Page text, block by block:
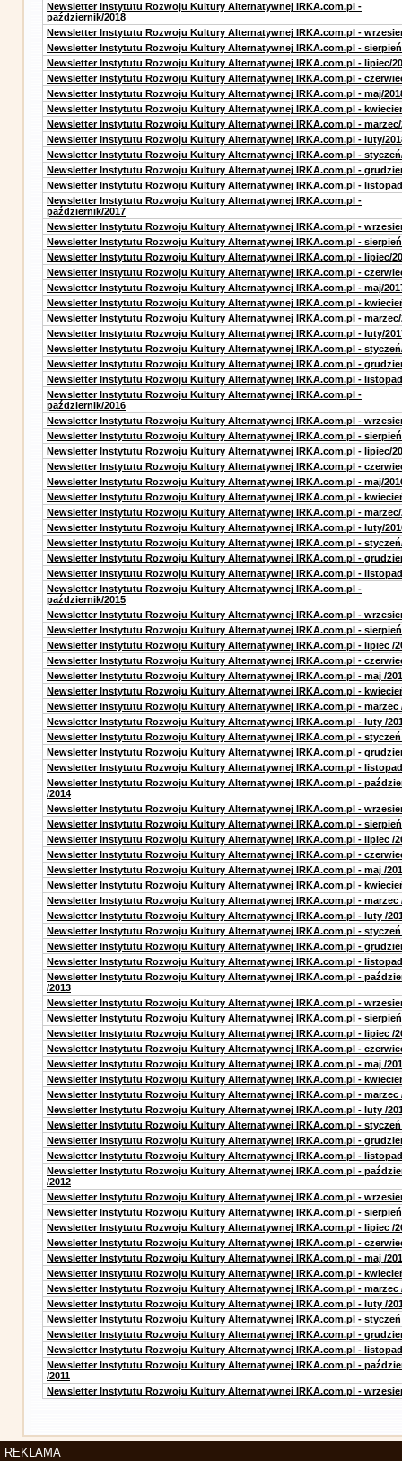
Newsletter Instytutu Rozwoju Kultury Alternatywnej IRKA.com.pl -
październik/2018
Newsletter Instytutu Rozwoju Kultury Alternatywnej IRKA.com.pl -
Newsletter Instytutu Rozwoju Kultury Alternatywnej IRKA.com.pl -
Newsletter Instytutu Rozwoju Kultury Alternatywnej IRKA.com.pl - lipiec/
Newsletter Instytutu Rozwoju Kultury Alternatywnej IRKA.com.pl -
Newsletter Instytutu Rozwoju Kultury Alternatywnej IRKA.com.pl - maj/
Newsletter Instytutu Rozwoju Kultury Alternatywnej IRKA.com.pl -
Newsletter Instytutu Rozwoju Kultury Alternatywnej IRKA.com.pl - marzec/
Newsletter Instytutu Rozwoju Kultury Alternatywnej IRKA.com.pl - luty/
Newsletter Instytutu Rozwoju Kultury Alternatywnej IRKA.com.pl -
Newsletter Instytutu Rozwoju Kultury Alternatywnej IRKA.com.pl -
Newsletter Instytutu Rozwoju Kultury Alternatywnej IRKA.com.pl -
Newsletter Instytutu Rozwoju Kultury Alternatywnej IRKA.com.pl -
październik/2017
Newsletter Instytutu Rozwoju Kultury Alternatywnej IRKA.com.pl -
Newsletter Instytutu Rozwoju Kultury Alternatywnej IRKA.com.pl -
Newsletter Instytutu Rozwoju Kultury Alternatywnej IRKA.com.pl - lipiec/
Newsletter Instytutu Rozwoju Kultury Alternatywnej IRKA.com.pl -
Newsletter Instytutu Rozwoju Kultury Alternatywnej IRKA.com.pl - maj/
Newsletter Instytutu Rozwoju Kultury Alternatywnej IRKA.com.pl -
Newsletter Instytutu Rozwoju Kultury Alternatywnej IRKA.com.pl - marzec/
Newsletter Instytutu Rozwoju Kultury Alternatywnej IRKA.com.pl - luty/
Newsletter Instytutu Rozwoju Kultury Alternatywnej IRKA.com.pl -
Newsletter Instytutu Rozwoju Kultury Alternatywnej IRKA.com.pl -
Newsletter Instytutu Rozwoju Kultury Alternatywnej IRKA.com.pl -
Newsletter Instytutu Rozwoju Kultury Alternatywnej IRKA.com.pl -
październik/2016
Newsletter Instytutu Rozwoju Kultury Alternatywnej IRKA.com.pl -
Newsletter Instytutu Rozwoju Kultury Alternatywnej IRKA.com.pl -
Newsletter Instytutu Rozwoju Kultury Alternatywnej IRKA.com.pl - lipiec/
Newsletter Instytutu Rozwoju Kultury Alternatywnej IRKA.com.pl -
Newsletter Instytutu Rozwoju Kultury Alternatywnej IRKA.com.pl - maj/
Newsletter Instytutu Rozwoju Kultury Alternatywnej IRKA.com.pl -
Newsletter Instytutu Rozwoju Kultury Alternatywnej IRKA.com.pl - marzec/
Newsletter Instytutu Rozwoju Kultury Alternatywnej IRKA.com.pl - luty/
Newsletter Instytutu Rozwoju Kultury Alternatywnej IRKA.com.pl -
Newsletter Instytutu Rozwoju Kultury Alternatywnej IRKA.com.pl -
Newsletter Instytutu Rozwoju Kultury Alternatywnej IRKA.com.pl -
Newsletter Instytutu Rozwoju Kultury Alternatywnej IRKA.com.pl -
październik/2015
Newsletter Instytutu Rozwoju Kultury Alternatywnej IRKA.com.pl -
Newsletter Instytutu Rozwoju Kultury Alternatywnej IRKA.com.pl -
Newsletter Instytutu Rozwoju Kultury Alternatywnej IRKA.com.pl - lipiec /
Newsletter Instytutu Rozwoju Kultury Alternatywnej IRKA.com.pl -
Newsletter Instytutu Rozwoju Kultury Alternatywnej IRKA.com.pl - maj /
Newsletter Instytutu Rozwoju Kultury Alternatywnej IRKA.com.pl -
Newsletter Instytutu Rozwoju Kultury Alternatywnej IRKA.com.pl - marzec
Newsletter Instytutu Rozwoju Kultury Alternatywnej IRKA.com.pl - luty /
Newsletter Instytutu Rozwoju Kultury Alternatywnej IRKA.com.pl - styczeń
Newsletter Instytutu Rozwoju Kultury Alternatywnej IRKA.com.pl -
Newsletter Instytutu Rozwoju Kultury Alternatywnej IRKA.com.pl - listopad
Newsletter Instytutu Rozwoju Kultury Alternatywnej IRKA.com.pl -
/2014
Newsletter Instytutu Rozwoju Kultury Alternatywnej IRKA.com.pl -
Newsletter Instytutu Rozwoju Kultury Alternatywnej IRKA.com.pl - sierpień
Newsletter Instytutu Rozwoju Kultury Alternatywnej IRKA.com.pl - lipiec /
Newsletter Instytutu Rozwoju Kultury Alternatywnej IRKA.com.pl -
Newsletter Instytutu Rozwoju Kultury Alternatywnej IRKA.com.pl - maj /
Newsletter Instytutu Rozwoju Kultury Alternatywnej IRKA.com.pl -
Newsletter Instytutu Rozwoju Kultury Alternatywnej IRKA.com.pl - marzec
Newsletter Instytutu Rozwoju Kultury Alternatywnej IRKA.com.pl - luty /
Newsletter Instytutu Rozwoju Kultury Alternatywnej IRKA.com.pl - styczeń
Newsletter Instytutu Rozwoju Kultury Alternatywnej IRKA.com.pl -
Newsletter Instytutu Rozwoju Kultury Alternatywnej IRKA.com.pl - listopad
Newsletter Instytutu Rozwoju Kultury Alternatywnej IRKA.com.pl -
/2013
Newsletter Instytutu Rozwoju Kultury Alternatywnej IRKA.com.pl -
Newsletter Instytutu Rozwoju Kultury Alternatywnej IRKA.com.pl - sierpień
Newsletter Instytutu Rozwoju Kultury Alternatywnej IRKA.com.pl - lipiec /
Newsletter Instytutu Rozwoju Kultury Alternatywnej IRKA.com.pl -
Newsletter Instytutu Rozwoju Kultury Alternatywnej IRKA.com.pl - maj /
Newsletter Instytutu Rozwoju Kultury Alternatywnej IRKA.com.pl -
Newsletter Instytutu Rozwoju Kultury Alternatywnej IRKA.com.pl - marzec
Newsletter Instytutu Rozwoju Kultury Alternatywnej IRKA.com.pl - luty /
Newsletter Instytutu Rozwoju Kultury Alternatywnej IRKA.com.pl - styczeń
Newsletter Instytutu Rozwoju Kultury Alternatywnej IRKA.com.pl -
Newsletter Instytutu Rozwoju Kultury Alternatywnej IRKA.com.pl - listopad
Newsletter Instytutu Rozwoju Kultury Alternatywnej IRKA.com.pl -
/2012
Newsletter Instytutu Rozwoju Kultury Alternatywnej IRKA.com.pl -
Newsletter Instytutu Rozwoju Kultury Alternatywnej IRKA.com.pl - sierpień
Newsletter Instytutu Rozwoju Kultury Alternatywnej IRKA.com.pl - lipiec /
Newsletter Instytutu Rozwoju Kultury Alternatywnej IRKA.com.pl -
Newsletter Instytutu Rozwoju Kultury Alternatywnej IRKA.com.pl - maj /
Newsletter Instytutu Rozwoju Kultury Alternatywnej IRKA.com.pl -
Newsletter Instytutu Rozwoju Kultury Alternatywnej IRKA.com.pl - marzec
Newsletter Instytutu Rozwoju Kultury Alternatywnej IRKA.com.pl - luty /
Newsletter Instytutu Rozwoju Kultury Alternatywnej IRKA.com.pl - styczeń
Newsletter Instytutu Rozwoju Kultury Alternatywnej IRKA.com.pl -
Newsletter Instytutu Rozwoju Kultury Alternatywnej IRKA.com.pl - listopad
Newsletter Instytutu Rozwoju Kultury Alternatywnej IRKA.com.pl -
/2011
Newsletter Instytutu Rozwoju Kultury Alternatywnej IRKA.com.pl -
REKLAMA